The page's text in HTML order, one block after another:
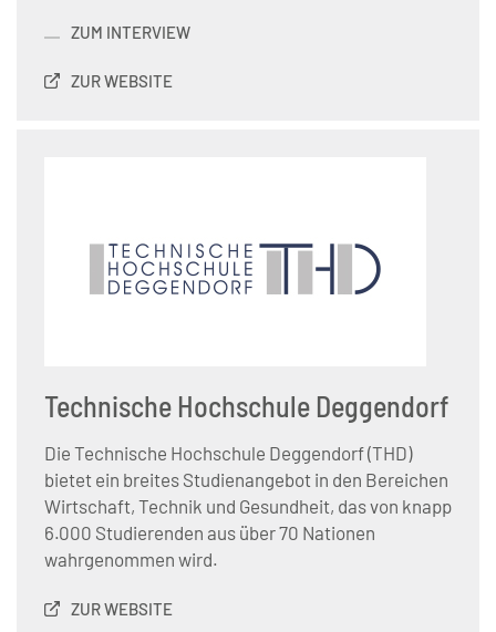
ZUM INTERVIEW
ZUR WEBSITE
Technische Hochschule Deggendorf
Die Technische Hochschule Deggendorf (THD)
bietet ein breites Studienangebot in den Bereichen
Wirtschaft, Technik und Gesundheit, das von knapp
6.000 Studierenden aus über 70 Nationen
wahrgenommen wird.
ZUR WEBSITE